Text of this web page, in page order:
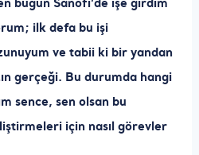
ilk defa bu işi
ve tabii ki bir yandan
gerçeği. Bu durumda hangi
sence, sen olsan bu
için nasıl görevler